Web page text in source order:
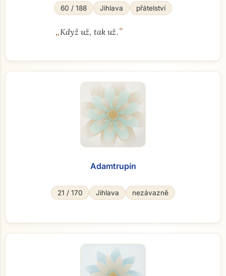
60 / 188 Jihlava přátelství
„Když už, tak už."
Adamtrupín
21 / 170 Jihlava nezávazně